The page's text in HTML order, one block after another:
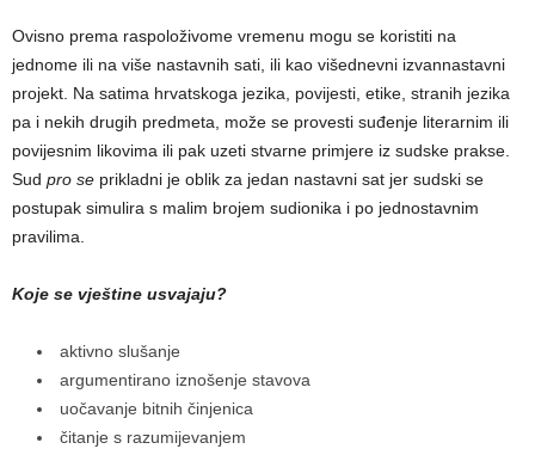
Ovisno prema raspoloživome vremenu mogu se koristiti na
jednome ili na više nastavnih sati, ili kao višednevni izvannastavni
projekt. Na satima hrvatskoga jezika, povijesti, etike, stranih jezika
pa i nekih drugih predmeta, može se provesti suđenje literarnim ili
povijesnim likovima ili pak uzeti stvarne primjere iz sudske prakse.
Sud pro se prikladni je oblik za jedan nastavni sat jer sudski se
postupak simulira s malim brojem sudionika i po jednostavnim
pravilima.
Koje se vještine usvajaju?
aktivno slušanje
argumentirano iznošenje stavova
uočavanje bitnih činjenica
čitanje s razumijevanjem